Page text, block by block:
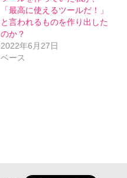
「最高に使えるツールだ！」
と言われるものを作り出した
のか？
2022年6月27日
ベース